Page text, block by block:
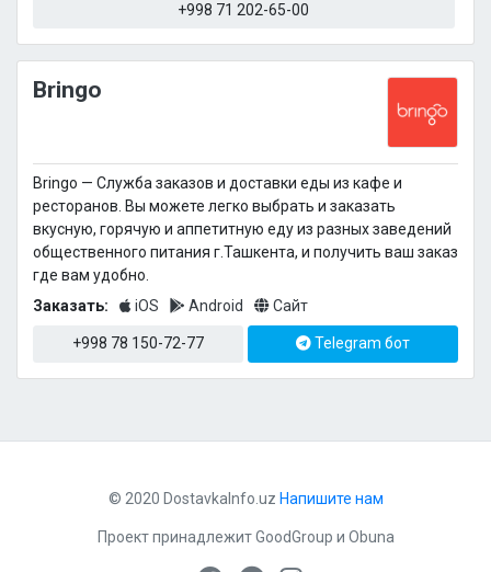
+998 71 202-65-00
Bringo
Bringo — Cлужба заказов и доставки еды из кафе и
ресторанов. Вы можете легко выбрать и заказать
вкусную, горячую и аппетитную еду из разных заведений
общественного питания г.Ташкента, и получить ваш заказ
где вам удобно.
Заказать:
iOS Android Сайт
+998 78 150-72-77 Telegram бот
© 2020 DostavkaInfo.uz Напишите нам
Проект принадлежитGoodGroup и Obuna